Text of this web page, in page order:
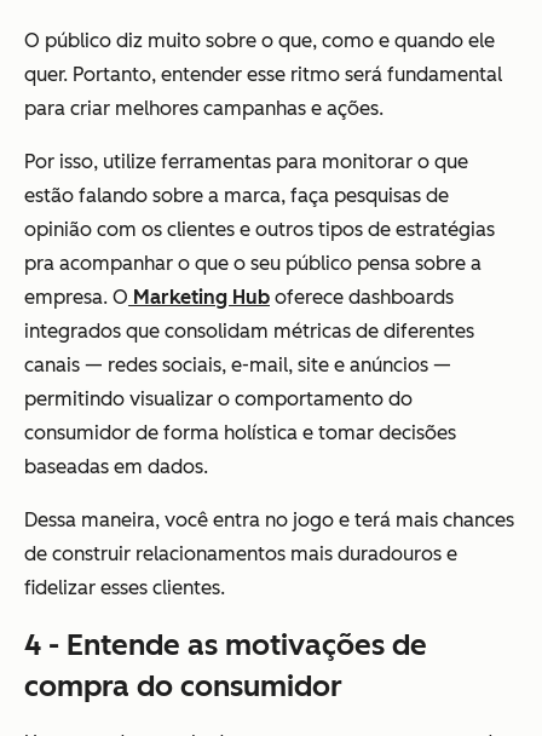
O público diz muito sobre o que, como e quando ele
quer. Portanto, entender esse ritmo será fundamental
para criar melhores campanhas e ações.
Por isso, utilize ferramentas para monitorar o que
estão falando sobre a marca, faça pesquisas de
opinião com os clientes e outros tipos de estratégias
pra acompanhar o que o seu público pensa sobre a
empresa. O Marketing Hub oferece dashboards
integrados que consolidam métricas de diferentes
canais — redes sociais, e-mail, site e anúncios —
permitindo visualizar o comportamento do
consumidor de forma holística e tomar decisões
baseadas em dados.
Dessa maneira, você entra no jogo e terá mais chances
de construir relacionamentos mais duradouros e
fidelizar esses clientes.
4 - Entende as motivações de
compra do consumidor